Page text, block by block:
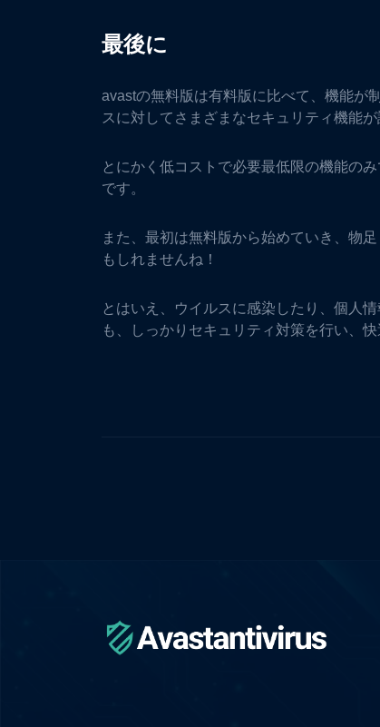
最後に
avastの無料版は有料版に比べて、機能が
スに対してさまざまなセキュリティ機能
とにかく低コストで必要最低限の機能の
です。
また、最初は無料版から始めていき、物
もしれませんね！
とはいえ、ウイルスに感染したり、個人
も、しっかりセキュリティ対策を行い、